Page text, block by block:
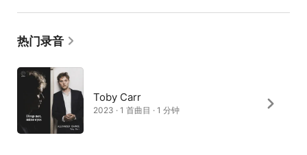
热门录音
Toby Carr
2023 · 1 首曲目 · 1 分钟